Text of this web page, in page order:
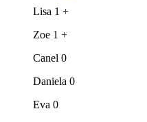
Lisa 1 +
Zoe 1 +
Canel 0
Daniela 0
Eva 0